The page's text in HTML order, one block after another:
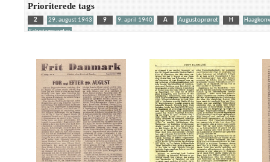
Prioriterede tags
2 29. august 1943 9 9. april 1940 A Augustoprøret H
Sabotagevagter
Aalborg Aalborg Privatbaner Amalienborg
Andersen, Alsing,
Christian X
Christmas Møller, John, politiker D Dagmarhus Dansk Aero
Esbjerg
Eskelund, Karl, chef for Udenrigsministeriets Pressebureau F
Damgaard, Hans, biskop
G Goebbels, Joseph Gørtz, Ebbe, general
Helsingør
Hjemmefronten, blad Holland Hvidbogen I
Ikke-
Knutzen, Peter, generaldirektør
Kolding Kommunistloven Korsør Krusaa
Mewis, Raoul, viceadmiral
Moskva Radio Munch, Peter, politiker N
Officerskolen, Frederiksberg
OKW (Oberkommando der Wehrmacht) P
Prior,